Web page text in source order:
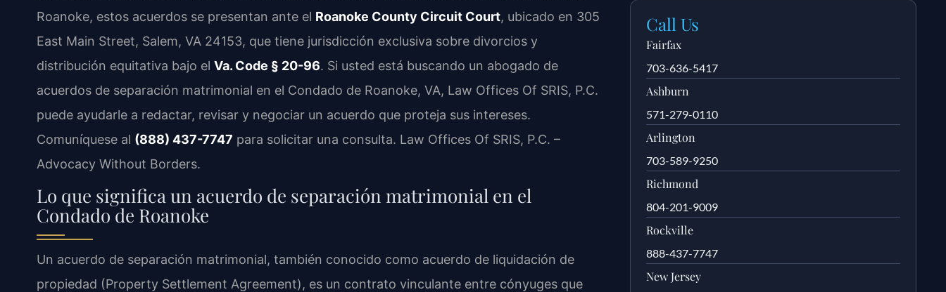
Roanoke, estos acuerdos se presentan ante el Roanoke County Circuit Court, ubicado en 305
East Main Street, Salem, VA 24153, que tiene jurisdicción exclusiva sobre divorcios y
distribución equitativa bajo el Va. Code § 20-96. Si usted está buscando un abogado de
acuerdos de separación matrimonial en el Condado de Roanoke, VA, Law Offices Of SRIS, P.C.
puede ayudarle a redactar, revisar y negociar un acuerdo que proteja sus intereses.
Comuníquese al (888) 437-7747 para solicitar una consulta. Law Offices Of SRIS, P.C. –
Advocacy Without Borders.
Lo que significa un acuerdo de separación matrimonial en el
Condado de Roanoke
Un acuerdo de separación matrimonial, también conocido como acuerdo de liquidación de
propiedad (Property Settlement Agreement), es un contrato vinculante entre cónyuges que
Call Us
Fairfax
703-636-5417
Ashburn
571-279-0110
Arlington
703-589-9250
Richmond
804-201-9009
Rockville
888-437-7747
New Jersey